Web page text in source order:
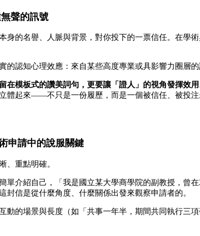
聲的訊號
身的名譽、人脈與背景，對你投下的一票信任。在
的認知心理效應：來自某些高度專業或具影響力圈層
在模板式的讚美詞句，更要讓「證人」的視角發揮效
體起來——不只是一份履歷，而是一個被信任、被投注
申請中的說服關鍵
、重點明確。
單介紹自己，「我是國立某大學商學院的副教授，曾
封信是從什麼角度、什麼關係出發來觀察申請者的。
動的場景與長度（如「共事一年半，期間共同執行三